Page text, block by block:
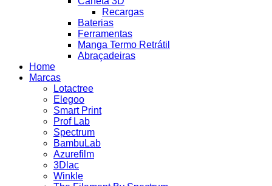
Recargas
Baterias
Ferramentas
Manga Termo Retrátil
Abraçadeiras
Home
Marcas
Lotactree
Elegoo
Smart Print
Prof Lab
Spectrum
BambuLab
Azurefilm
3Dlac
Winkle